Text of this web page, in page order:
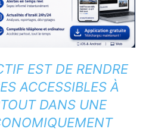
EST DE RENDRE
ACCESSIBLES À
DANS UNE